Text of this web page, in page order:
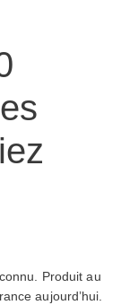
Produit au
aujourd’hui.